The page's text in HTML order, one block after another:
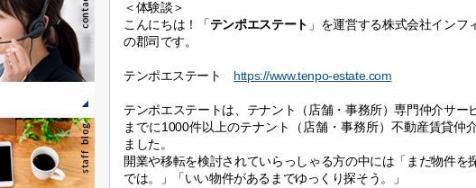
＜体験談＞
こんにちは！「 テンポエステート 」を運営する株式会社インフ
の郡司です。
テンポエステート https://www.tenpo-estate.com
テンポエステートは、テナント（店舗・事務所）専門仲介サー
までに1000件以上のテナント（店舗・事務所）不動産賃貸仲
ました。
開業や移転を検討されていらっしゃる方の中には「まだ物件を
では。」「いい物件があるまでゆっくり探そう。」